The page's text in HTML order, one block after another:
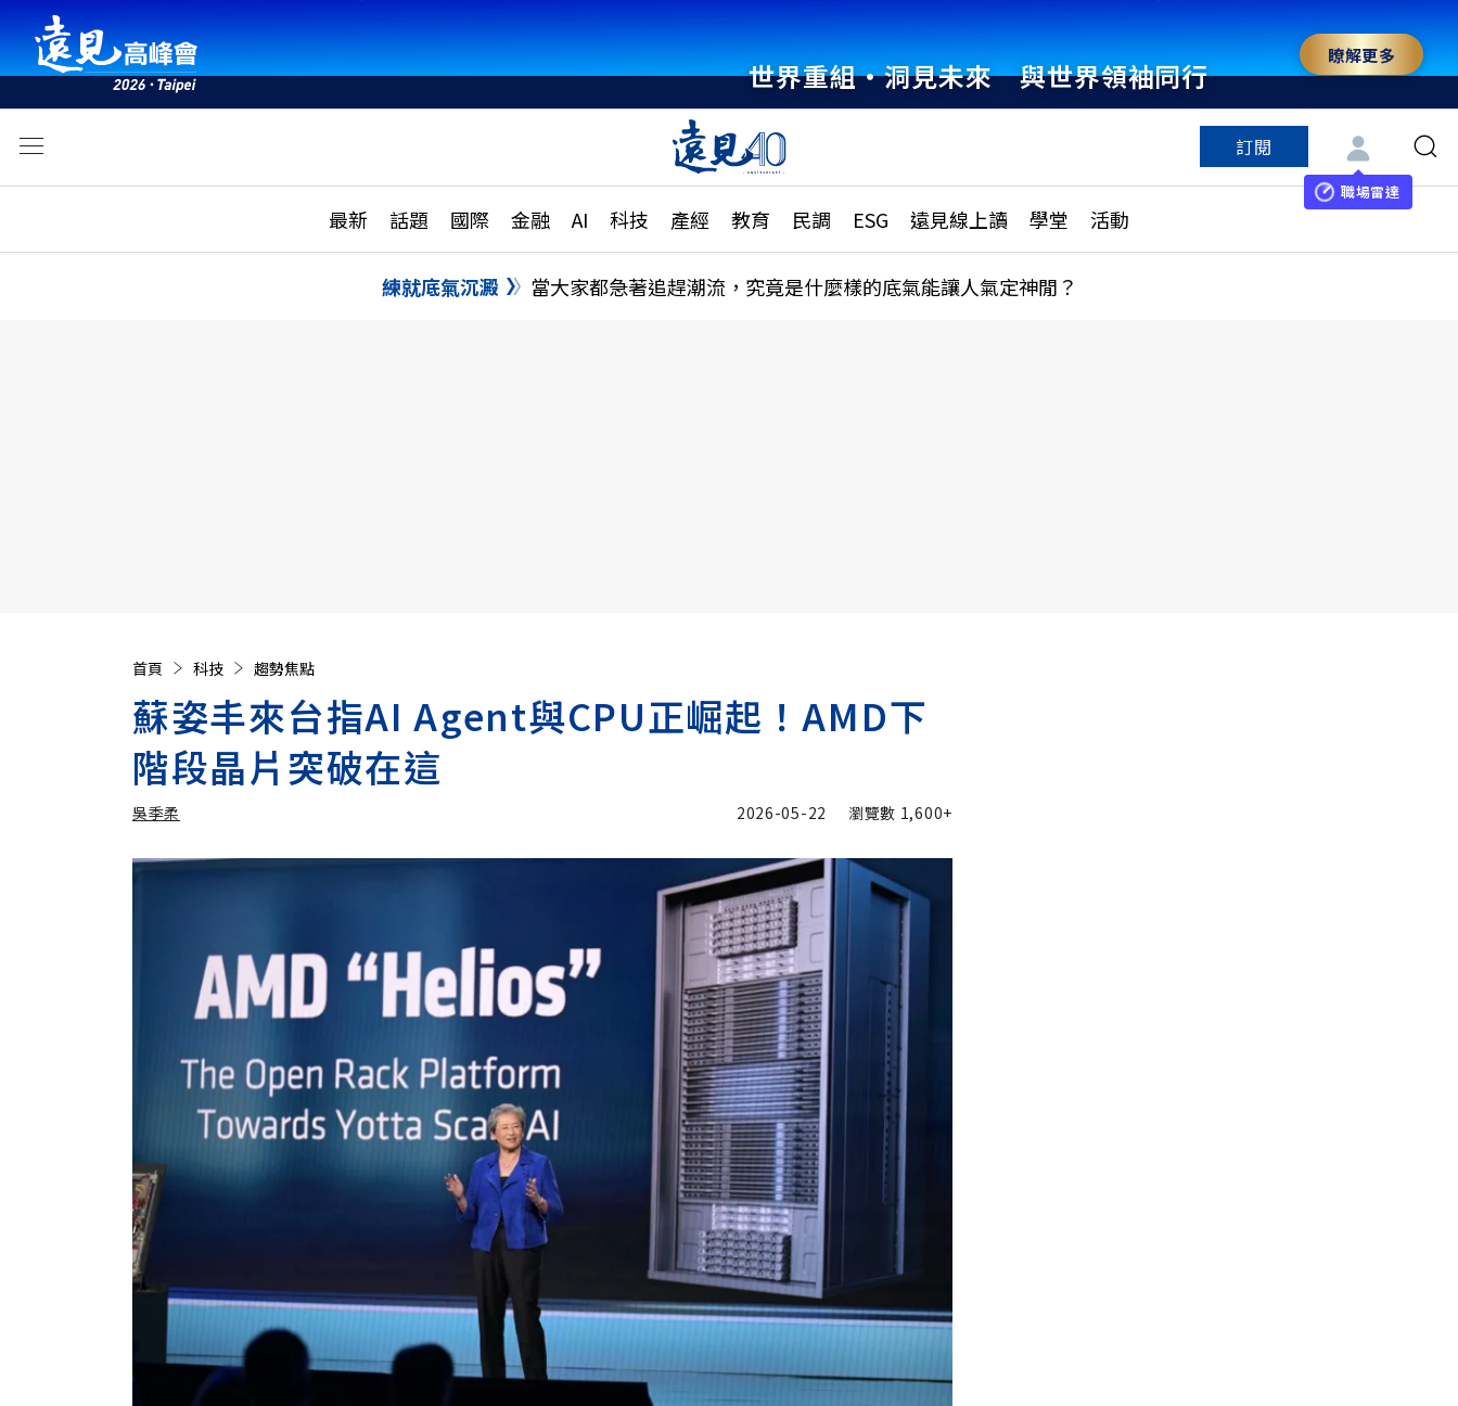
世界重組・洞見未來 與世界領袖同行
瞭解更多
訂閱
職場雷達
最新 話題 國際 金融 AI 科技 產經 教育 民調 ESG 遠見線上讀 學堂 活動
活動
話題
國際
特輯
大學升學、職涯攻略
縣市施政調查全解析
民調
更多訂閱方案
特色頻道
練就底氣沉澱 當大家都急著追趕潮流，究竟是什麼樣的底氣能讓人氣定神閒？
首頁 科技 趨勢焦點
蘇姿丰來台指AI Agent與CPU正崛起！AMD下
階段晶片突破在這
吳季柔 2026-05-22 瀏覽數 1,600+